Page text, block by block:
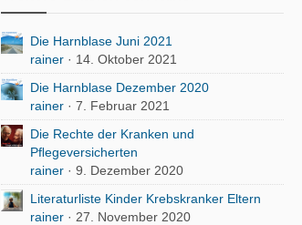
Die Harnblase Juni 2021
rainer
14. Oktober 2021
Die Harnblase Dezember 2020
rainer
7. Februar 2021
Die Rechte der Kranken und
Pﬂegeversicherten
rainer
9. Dezember 2020
Literaturliste Kinder Krebskranker Eltern
rainer
27. November 2020